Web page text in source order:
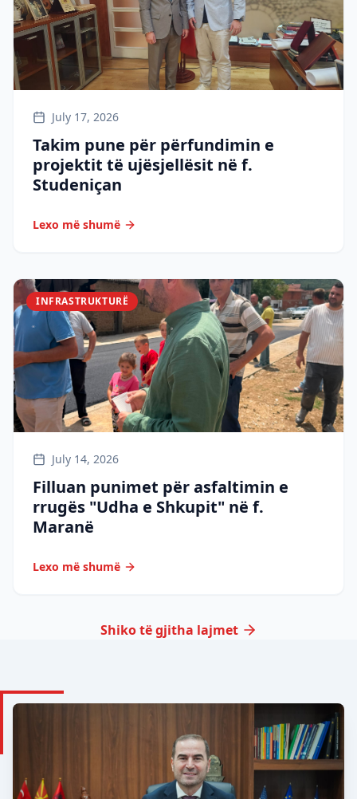
July 17, 2026
Takim pune për përfundimin e
projektit të ujësjellësit në f.
Studeniçan
Lexo më shumë
INFRASTRUKTURË
July 14, 2026
Filluan punimet për asfaltimin e
rrugës "Udha e Shkupit" në f.
Maranë
Lexo më shumë
Shiko të gjitha lajmet